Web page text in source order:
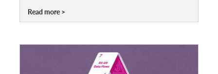
Read more